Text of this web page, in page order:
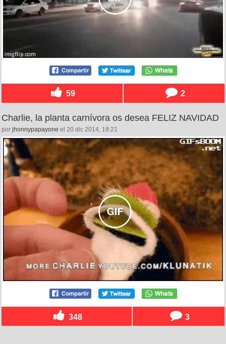
59 2
Charlie, la planta carnívora os desea FELIZ NAVIDAD
por jhonnypapayone el 20 dic 2014, 18:21
348 3